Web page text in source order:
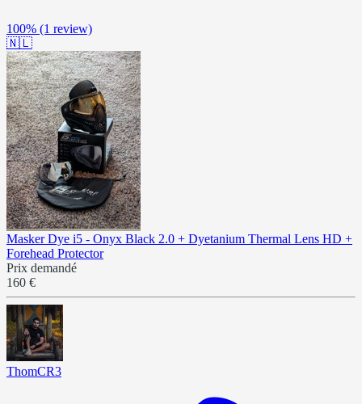
100% (1 review)
🇳🇱
Masker Dye i5 - Onyx Black 2.0 + Dyetanium Thermal Lens HD +
Forehead Protector
Prix demandé
160 €
ThomCR3